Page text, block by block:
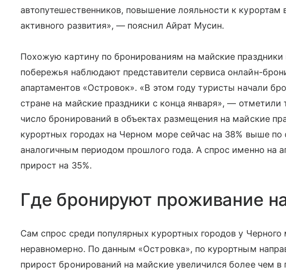
автопутешественников, повышение лояльности к курортам
активного развития», — пояснил Айрат Мусин.
Похожую картину по бронированиям на майские праздники
побережья наблюдают представители сервиса онлайн-
апартаментов «Островок». «В этом году туристы начали
стране на майские праздники с конца января», —
число бронирований в объектах размещения на майские
курортных городах на Черном море сейчас на 38% выше по
аналогичным периодом прошлого года. А спрос именно на
прирост на 35%.
Где бронируют проживание
Сам спрос среди популярных курортных городов у Черного
неравномерно. По данным «Островка», по курортным
прирост бронирований на майские увеличился более чем в